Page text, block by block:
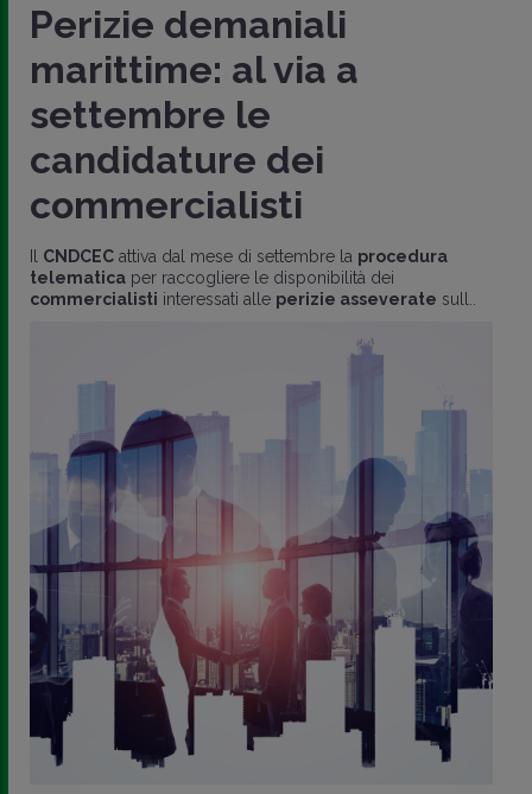
Perizie demaniali
marittime: al via a
settembre le
candidature dei
commercialisti
CNDCEC attiva dal mese di settembre la procedura
telematica per raccogliere le disponibilità dei
commercialisti interessati alle perizie asseverate sull..